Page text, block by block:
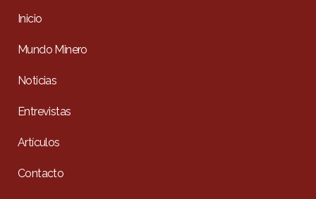
Inicio
Mundo Minero
Noticias
Entrevistas
Artículos
Contacto